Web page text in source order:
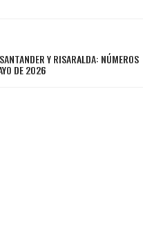
Y RISARALDA: NÚMEROS
DE 2026